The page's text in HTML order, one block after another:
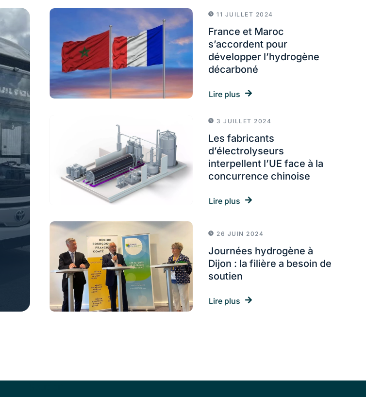
11 JUILLET 2024
France et Maroc
s’accordent pour
développer l’hydrogène
décarboné
Lire plus
3 JUILLET 2024
Les fabricants
d’électrolyseurs
interpellent l’UE face à la
concurrence chinoise
Lire plus
26 JUIN 2024
Journées hydrogène à
Dijon : la filière a besoin de
soutien
Lire plus